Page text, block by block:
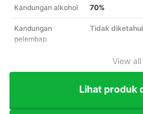
Kandungan alkohol 70%
Kandungan
pelembap
Tidak diketahui
View all
Lihat produk